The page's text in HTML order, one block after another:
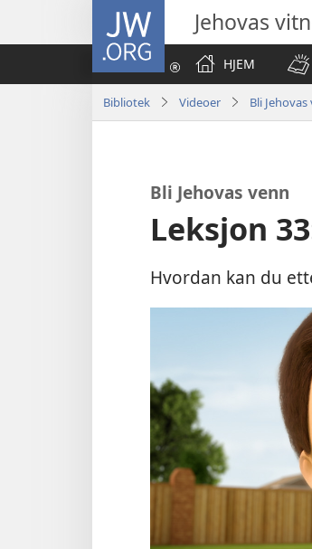
JW.ORG Jehovas
HJEM
Bibliotek Videoer Bli Jehovas
Bli Jehovas venn
Leksjon
Hvordan kan du